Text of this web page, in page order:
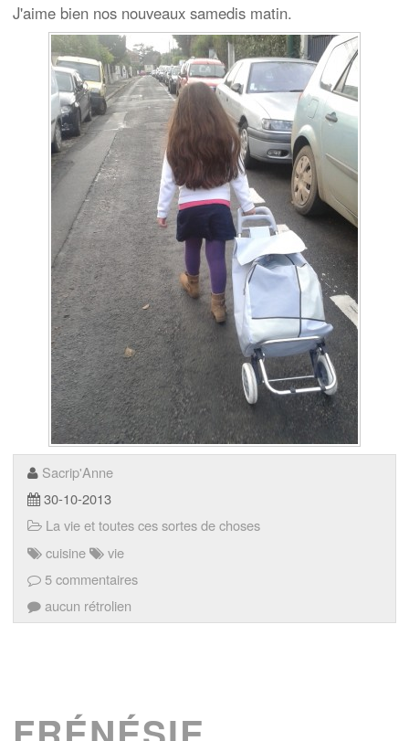
J'aime bien nos nouveaux samedis matin.
Sacrip'Anne
30-10-2013
La vie et toutes ces sortes de choses
cuisine
vie
5 commentaires
aucun rétrolien